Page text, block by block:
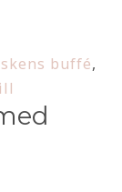
buffé,